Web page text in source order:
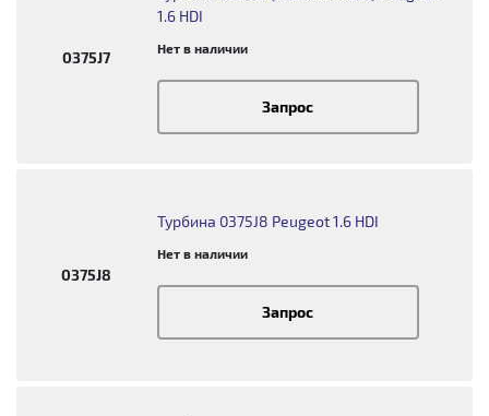
0375J7
1.6 HDI
Нет в наличии
Запрос
0375J8
Турбина 0375J8 Peugeot 1.6 HDI
Нет в наличии
Запрос